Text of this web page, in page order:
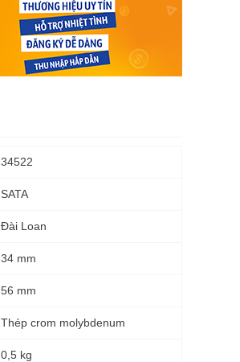
34522
SATA
Đài Loan
34 mm
56 mm
Thép crom molybdenum
0,5 kg